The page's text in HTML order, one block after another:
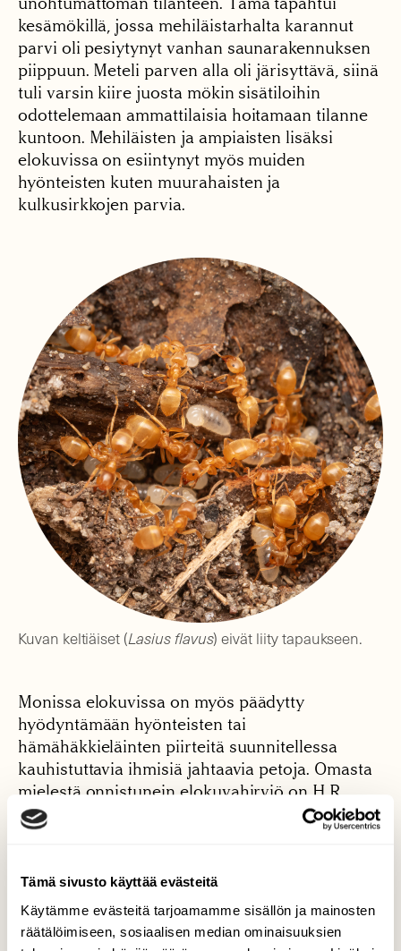
Tämä sivusto käyttää evästeitä
Käytämme evästeitä tarjoamamme sisällön ja mainosten
räätälöimiseen, sosiaalisen median ominaisuuksien
kesämökillä, jossa mehiläistarhalta karannut
parvi oli pesiytynyt vanhan saunarakennuksen
piippuun. Meteli parven alla oli järisyttävä, siinä
tuli varsin kiire juosta mökin sisätiloihin
odottelemaan ammattilaisia hoitamaan tilanne
kuntoon. Mehiläisten ja ampiaisten lisäksi
elokuvissa on esiintynyt myös muiden
hyönteisten kuten muurahaisten ja
kulkusirkkojen parvia.
Kuvan keltiäiset (Lasius flavus) eivät liity tapaukseen.
Monissa elokuvissa on myös päädytty
hyödyntämään hyönteisten tai
hämähäkkieläinten piirteitä suunnitellessa
kauhistuttavia ihmisiä jahtaavia petoja. Omasta
mielestä onnistunein elokuvahirviö on H.R.
Gigerin suunnittelema hämähäkkiä tai
skorpionia muistuttava facehugger eli
hirviöiden välivaihe, joka istuttaa lopullisen
Alienin alkion ihmisuhrin sisälle. Itse kohtasin
otuksen ensimmäistä kertaa vasta